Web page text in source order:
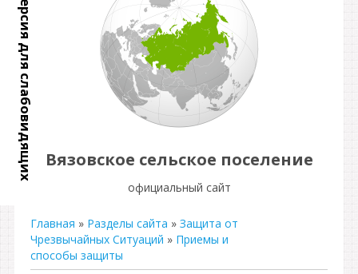
Версия для слабовидящих Вязовское сельское поселение
официальный сайт
Главная » Разделы сайта » Защита от
Чрезвычайных Ситуаций » Приемы и
способы защиты